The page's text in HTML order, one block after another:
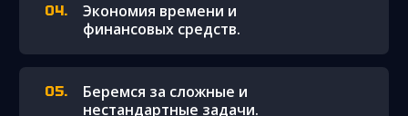
Экономия времени и
финансовых средств.
Беремся за сложные и
нестандартные задачи.